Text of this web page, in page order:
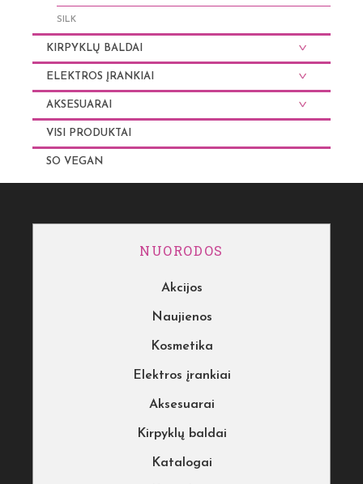
SILK
KIRPYKLŲ BALDAI
ELEKTROS ĮRANKIAI
AKSESUARAI
VISI PRODUKTAI
SO VEGAN
NUORODOS
Akcijos
Naujienos
Kosmetika
Elektros įrankiai
Aksesuarai
Kirpyklų baldai
Katalogai